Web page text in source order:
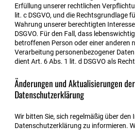
Erfüllung unserer rechtlichen
lit. c DSGVO, und die Rechtsgrundlage
Wahrung unserer berechtigten
DSGVO. Für den Fall, dass
betroffenen Person oder einer anderen
Verarbeitung personenbezogener
dient Art. 6 Abs. 1 lit. d DSGVO als
Änderungen und Aktualisierungen der
Datenschutzerklärung
Wir bitten Sie, sich regelmäßig über den
Datenschutzerklärung zu informieren.